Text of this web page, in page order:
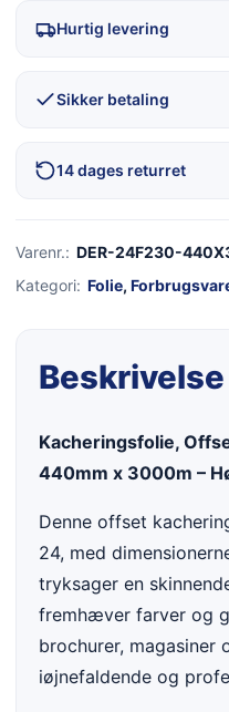
Hurtig levering
Sikker betaling
14 dages returret
Varenr.: DER-24F230-
Kategori: Folie,
Beskrivelse
Kacheringsfolie,
440mm x 3000m –
Denne offset
24, med
tryksager en
fremhæver farver og
brochurer, magasiner
iøjnefaldende og